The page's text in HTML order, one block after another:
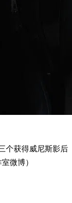
个获得威尼斯影后
微博）